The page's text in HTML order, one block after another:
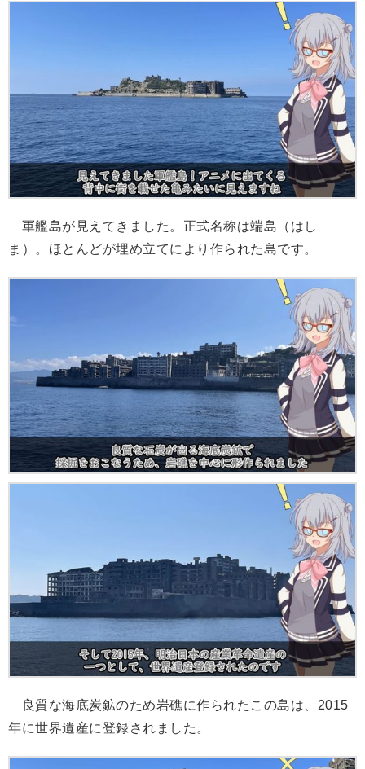
軍艦島が見えてきました。正式名称は端島（はし
ま）。ほとんどが埋め立てにより作られた島です。
良質な海底炭鉱のため岩礁に作られたこの島は、2015
年に世界遺産に登録されました。